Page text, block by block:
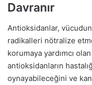
Davranır
Antioksidanlar,
radikalleri nötralize
korumaya yardımcı
antioksidanların
oynayabileceğini ve